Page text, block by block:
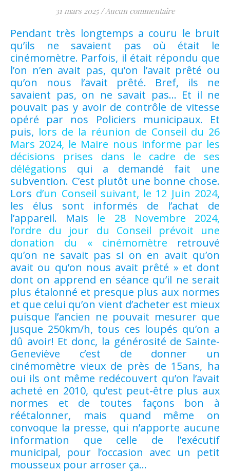
31 mars 2025 / Aucun commentaire
Pendant très longtemps a couru le bruit
qu’ils ne savaient pas où était le
cinémomètre. Parfois, il était répondu que
l’on n’en avait pas, qu’on l’avait prêté ou
qu’on nous l’avait prêté. Bref, ils ne
savaient pas, on ne savait pas… Et il ne
pouvait pas y avoir de contrôle de vitesse
opéré par nos Policiers municipaux. Et
puis, lors de la réunion de Conseil du 26
Mars 2024, le Maire nous informe par les
décisions prises dans le cadre de ses
délégations qui a demandé fait une
subvention. C’est plutôt une bonne chose.
Lors d’un Conseil suivant, le 12 Juin 2024,
les élus sont informés de l’achat de
l’appareil. Mais le 28 Novembre 2024,
l’ordre du jour du Conseil prévoit une
donation du « cinémomètre retrouvé
qu’on ne savait pas si on en avait qu’on
avait ou qu’on nous avait prêté » et dont
dont on apprend en séance qu’il ne serait
plus étalonné et presque plus aux normes
et que celui qu’on vient d’acheter est mieux
puisque l’ancien ne pouvait mesurer que
jusque 250km/h, tous ces loupés qu’on a
dû avoir! Et donc, la générosité de Sainte-
Geneviève c’est de donner un
cinémomètre vieux de près de 15ans, ha
oui ils ont même redécouvert qu’on l’avait
acheté en 2010, qu’est peut-être plus aux
normes et de toutes façons bon à
réétalonner, mais quand même on
convoque la presse, qui n’apporte aucune
information que celle de l’exécutif
municipal, pour l’occasion avec un petit
mousseux pour arroser ça…